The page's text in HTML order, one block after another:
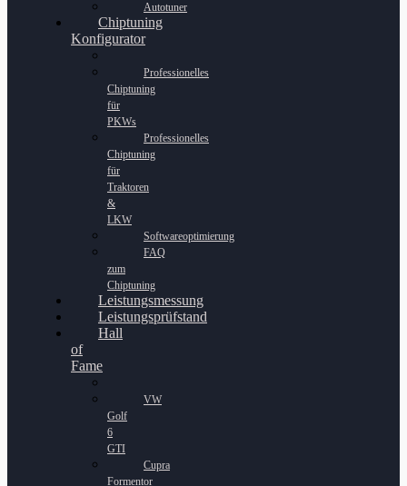
Autotuner
Chiptuning
Konfigurator
Professionelles
Chiptuning
für
PKWs
Professionelles
Chiptuning
für
Traktoren
&
LKW
Softwareoptimierung
FAQ
zum
Chiptuning
Leistungsmessung
Leistungsprüfstand
Hall
of
Fame
VW
Golf
6
GTI
Cupra
Formentor